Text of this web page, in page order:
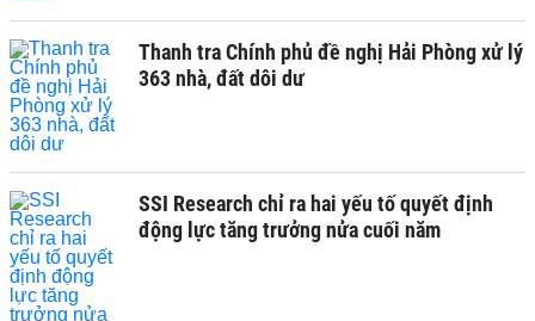
Thanh tra Chính phủ đề nghị Hải Phòng xử lý
363 nhà, đất dôi dư
SSI Research chỉ ra hai yếu tố quyết định
động lực tăng trưởng nửa cuối năm